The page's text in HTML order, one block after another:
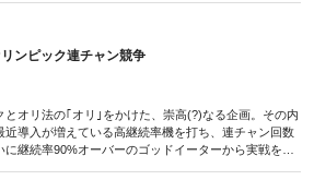
り。一刻も早く当てて勝負のスタートラインには立
ックス2019年8月号付録DVDに収録されたものです／
ンピック連チャン競争
オリ法の｢オリ｣をかけた、崇高(?)なる企画。その内
導入が増えている高継続率機を打ち、連チャン回数
継続率90%オーバーのゴッドイーターから実戦をス
してソフィーはその連チャンを超えることはできる